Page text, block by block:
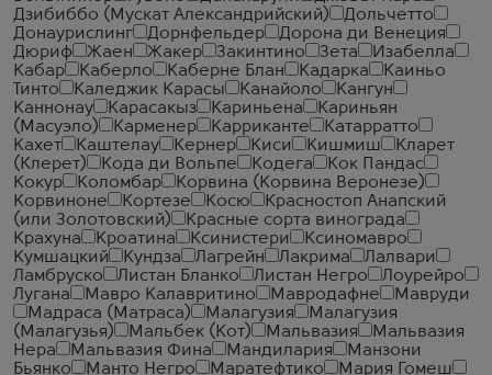
Дзибиббо (Мускат Александрийский)
Дольчетто
Донаурислинг
Дорнфельдер
Дорона ди Венеция
Дюриф
Жаен Жакер Закинтино Зета
Изабелла
Кабар
Каберло Каберне Блан Кадарка
Каиньо
Тинто
Каледжик Карасы Канайоло
Кангун
Каннонау
Карасакыз Кариньена
Кариньян
(Масуэло)
Карменер Карриканте
Катарратто
Кахет
Каштелау Кернер Киси Кишмиш
Кларет
(Клерет)
Кода ди Вольпе Кодега
Кок Пандас
Кокур
Коломбар
Корвина (Корвина Веронезе)
Корвиноне
Кортезе Косю
Красностоп Анапский
(или Золотовский)
Красные сорта винограда
Крахуна
Кроатина Ксинистери
Ксиномавро
Кумшацкий
Кундза Лагрейн Лакрима
Лалвари
Ламбруско
Листан Бланко Листан Негро
Лоурейро
Лугана
Мавро Калавритино Мавродафне
Мавруди
Мадраса (Матраса)
Малагузия
Малагузия
(Малагузья)
Мальбек (Кот) Мальвазия
Мальвазия
Нера
Мальвазия Фина Мандилария
Манзони
Бьянко
Манто Негро Маратефтико
Мария Гомеш